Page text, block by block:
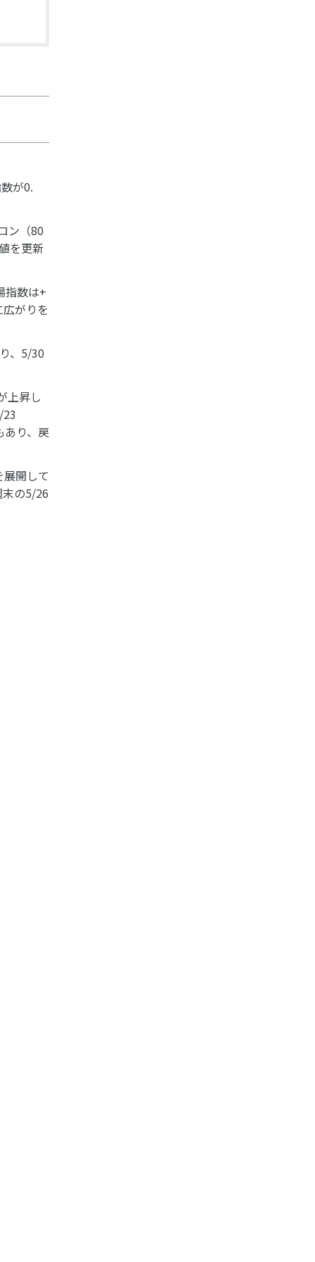
が0.
ン（80
を更新
指数は+
がりを
、5/30
上昇し
あり、戻
開して
の5/26